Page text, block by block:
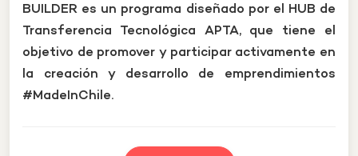
BUILDER es un programa diseñado por el HUB de
Transferencia Tecnológica APTA, que tiene el
objetivo de promover y participar activamente en
la creación y desarrollo de emprendimientos
#MadeInChile.